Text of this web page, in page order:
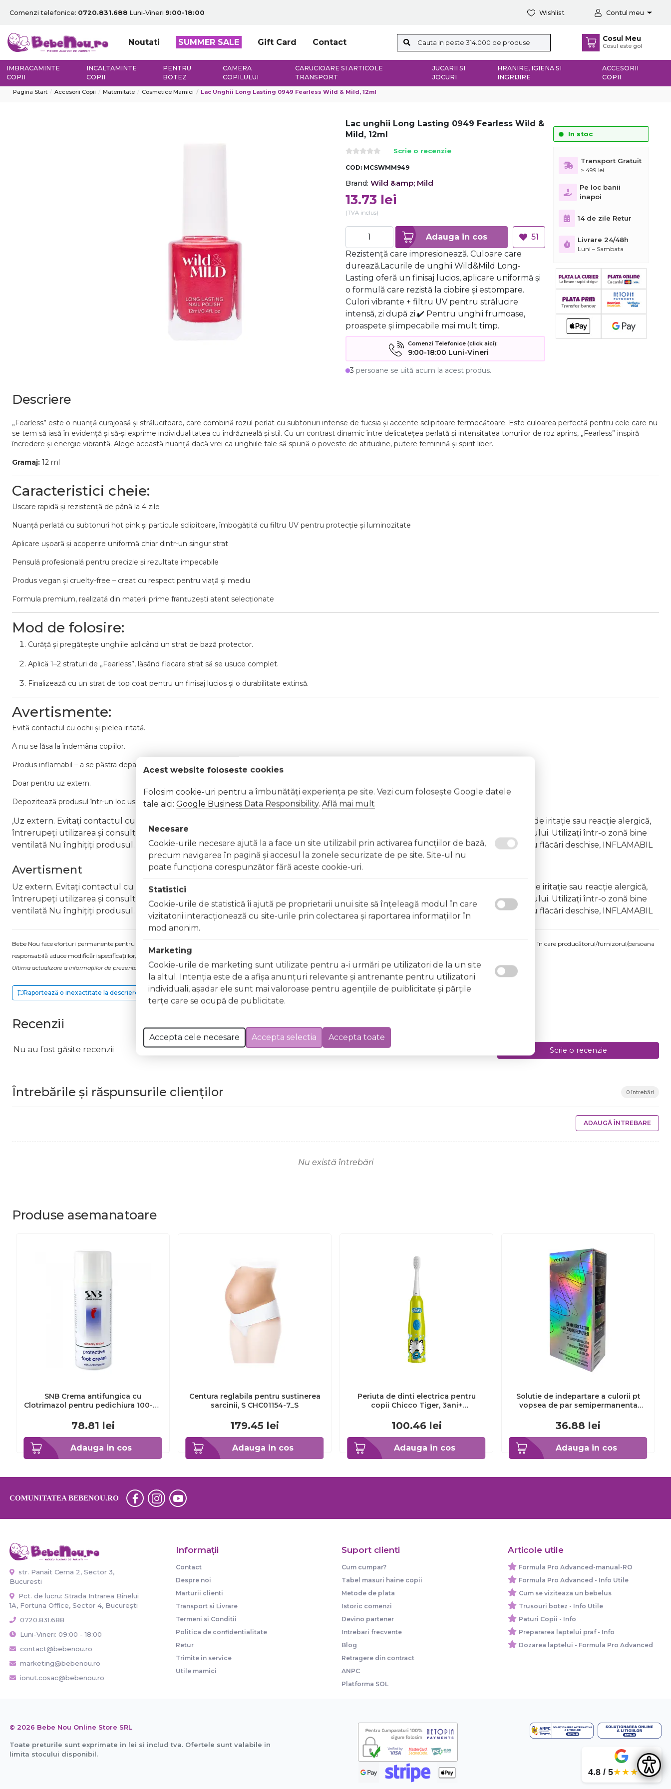
Comenzi telefonice: 0720.831.688 Luni-Vineri 9:00-18:00 Wishlist Contul meu
Noutati SUMMER SALE Gift Card Contact Cosul Meu
Cosul este gol
IMBRACAMINTE
COPII
INCALTAMINTE
COPII
PENTRU
BOTEZ
CAMERA
COPILULUI
CARUCIOARE SI ARTICOLE
TRANSPORT
JUCARII SI
JOCURI
HRANIRE, IGIENA SI
INGRIJIRE
ACCESORII
COPII
Pagina Start Accesorii Copii Maternitate Cosmetice Mamici Lac Unghii Long Lasting 0949 Fearless Wild & Mild, 12ml
Lac unghii Long Lasting 0949 Fearless Wild &
Mild, 12ml
Scrie o recenzie
COD: MCSWMM949
Brand: Wild &amp; Mild
13.73 lei
(TVA inclus)
Adauga in cos
51
Rezistență care impresionează. Culoare care
durează.Lacurile de unghii Wild&Mild Long-
Lasting oferă un finisaj lucios, aplicare uniformă și
o formulă care rezistă la ciobire și estompare.
Culori vibrante + filtru UV pentru strălucire
intensă, zi după zi.✔️ Pentru unghii frumoase,
proaspete și impecabile mai mult timp.
Comenzi Telefonice (click aici):
9:00-18:00 Luni-Vineri
3 persoane se uită acum la acest produs.
In stoc
Transport Gratuit
> 499 lei
Pe loc banii
inapoi
14 de zile Retur
Livrare 24/48h
Luni – Sambata
Descriere
„Fearless” este o nuanță curajoasă și strălucitoare, care combină rozul perlat cu subtonuri intense de fucsia și accente sclipitoare fermecătoare. Este culoarea perfectă pentru cele care nu
se tem să iasă în evidență și să-și exprime individualitatea cu îndrăzneală și stil. Cu un contrast dinamic între delicatețea perlată și intensitatea tonurilor de roz aprins, „Fearless” inspiră
încredere și energie vibrantă. Alege această nuanță dacă vrei ca unghiile tale să spună o poveste de atitudine, putere feminină și spirit liber.
Gramaj: 12 ml
Caracteristici cheie:
Uscare rapidă și rezistență de până la 4 zile
Nuanță perlată cu subtonuri hot pink și particule sclipitoare, îmbogățită cu filtru UV pentru protecție și luminozitate
Aplicare ușoară și acoperire uniformă chiar dintr-un singur strat
Pensulă profesională pentru precizie și rezultate impecabile
Produs vegan și cruelty-free – creat cu respect pentru viață și mediu
Formula premium, realizată din materii prime franțuzești atent selecționate
Mod de folosire:
Curăță și pregătește unghiile aplicând un strat de bază protector.
Aplică 1–2 straturi de „Fearless”, lăsând fiecare strat să se usuce complet.
Finalizează cu un strat de top coat pentru un finisaj lucios și o durabilitate extinsă.
Avertismente:
Evită contactul cu ochii și pielea iritată.
A nu se lăsa la îndemâna copiilor.
Produs inflamabil – a se păstra departe de surse de foc sau temperaturi ridicate.
Doar pentru uz extern.
Depozitează produsul într-un loc uscat, răcoros și ferit de lumina directă, cu capacul bine închis.
,Uz extern. Evitați contactul cu ochii. În caz de contact, clătiți imediat cu apă din abundență A nu se lăsa la îndemâna copiilor În caz de iritație sau reacție alergică,
întrerupeți utilizarea și consultați un specialist Nu aplicați lacul pe unghii deteriorate sau fragile Evitați inhalarea vapourilor produsului. Utilizați într-o zonă bine
ventilată Nu înghițiți produsul. În caz de ingerare accidentală, consultați imediat un medic Evitați expunerea la surse de căldură sau flăcări deschise, INFLAMABIL
Avertisment
Uz extern. Evitați contactul cu ochii. În caz de contact, clătiți imediat cu apă din abundențăA nu se lăsa la îndemâna copiilor În caz de iritație sau reacție alergică,
întrerupeți utilizarea și consultați un specialist Nu aplicați lacul pe unghii deteriorate sau fragile Evitați inhalarea vapourilor produsului. Utilizați într-o zonă bine
ventilată Nu înghițiți produsul. În caz de ingerare accidentală, consultați imediat un medic Evitați expunerea la surse de căldură sau flăcări deschise, INFLAMABIL
Bebe Nou face eforturi permanente pentru a păstra informațiile actualizate. Excepții pentru care informațiile prezentate pot fi diferite față de cele ale produsului comandat pot fi acelea în care producătorul/furnizorul/persoana
responsabilă aduce modificări specificațiilor/etichetei acestuia, fără a ne informa în prealabil. În cazul apariției unor diferențe, prevalează informația de pe etichetele produsului fizic.
Ultima actualizare a informațiilor de prezentare pentru Lac unghii Long Lasting 0949 Fearless Wild & Mild, 12ml a fost efectuată la data de 06.08.2026
Raportează o inexactitate la descriere
Recenzii
Nu au fost găsite recenzii Scrie o recenzie
Întrebările și răspunsurile clienților 0 întrebări
ADAUGĂ ÎNTREBARE
Nu există întrebări
Produse asemanatoare
Adauga in cos
SNB Crema antifungica cu
Clotrimazol pentru pedichiura 100-ml
78.81 lei
Adauga in cos
Centura reglabila pentru sustinerea
sarcinii, S CHC01154-7_S
179.45 lei
Adauga in cos
Periuta de dinti electrica pentru
copii Chicco Tiger, 3ani+
100.46 lei
Adauga in cos
Solutie de indepartare a culorii pt
vopsea de par semipermanenta
ml
36.88 lei
COMUNITATEA BEBENOU.RO
str. Panait Cerna 2, Sector 3,
Bucuresti
Pct. de lucru: Strada Intrarea Binelui
1A, Fortuna Office, Sector 4, București
0720.831.688
Luni-Vineri: 09:00 - 18:00
contact@bebenou.ro
marketing@bebenou.ro
ionut.cosac@bebenou.ro
Informaţii
Contact
Despre noi
Marturii clienti
Transport si Livrare
Termeni si Conditii
Politica de confidentialitate
Retur
Trimite in service
Utile mamici
Suport clienti
Cum cumpar?
Tabel masuri haine copii
Metode de plata
Istoric comenzi
Devino partener
Intrebari frecvente
Blog
Retragere din contract
ANPC
Platforma SOL
Articole utile
Formula Pro Advanced-manual-RO
Formula Pro Advanced - Info Utile
Cum se viziteaza un bebelus
Trusouri botez - Info Utile
Paturi Copii - Info
Prepararea laptelui praf - Info
Dozarea laptelui - Formula Pro Advanced
© 2026 Bebe Nou Online Store SRL
Toate preturile sunt exprimate in lei si includ tva. Ofertele sunt valabile in
limita stocului disponibil.
4.8 / 5★★★★★
Acest website foloseste cookies
Folosim cookie-uri pentru a îmbunătăți experiența pe site. Vezi cum folosește Google datele
tale aici: Google Business Data Responsibility. Află mai mult
Necesare
Cookie-urile necesare ajută la a face un site utilizabil prin activarea funcţiilor de bază,
precum navigarea în pagină şi accesul la zonele securizate de pe site. Site-ul nu
poate funcţiona corespunzător fără aceste cookie-uri.
Statistici
Cookie-urile de statistică îi ajută pe proprietarii unui site să înţeleagă modul în care
vizitatorii interacţionează cu site-urile prin colectarea şi raportarea informaţiilor în
mod anonim.
Marketing
Cookie-urile de marketing sunt utilizate pentru a-i urmări pe utilizatori de la un site
la altul. Intenţia este de a afişa anunţuri relevante şi antrenante pentru utilizatorii
individuali, aşadar ele sunt mai valoroase pentru agenţiile de puiblicitate şi părţile
terţe care se ocupă de publicitate.
Accepta cele necesare Accepta selectia Accepta toate